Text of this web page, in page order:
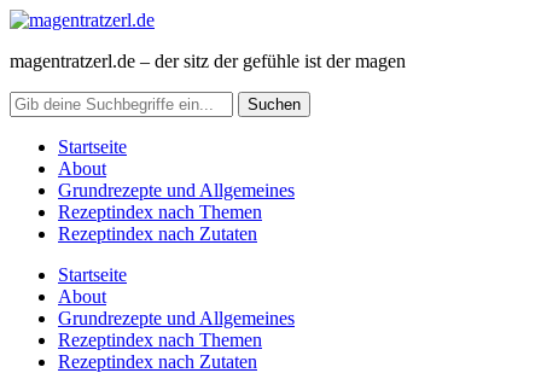
magentratzerl.de – der sitz der gefühle ist der magen
Startseite
About
Grundrezepte und Allgemeines
Rezeptindex nach Themen
Rezeptindex nach Zutaten
Startseite
About
Grundrezepte und Allgemeines
Rezeptindex nach Themen
Rezeptindex nach Zutaten